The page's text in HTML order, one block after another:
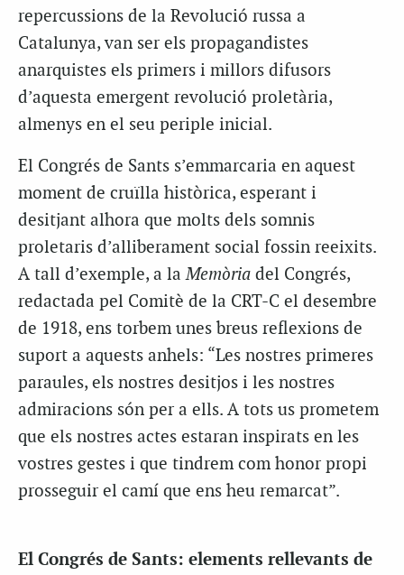
repercussions de la Revolució russa a
Catalunya, van ser els propagandistes
anarquistes els primers i millors difusors
d’aquesta emergent revolució proletària,
almenys en el seu periple inicial.
El Congrés de Sants s’emmarcaria en aquest
moment de cruïlla històrica, esperant i
desitjant alhora que molts dels somnis
proletaris d’alliberament social fossin reeixits.
A tall d’exemple, a laMemòria del Congrés,
redactada pel Comitè de la CRT-C el desembre
de 1918, ens torbem unes breus reflexions de
suport a aquests anhels: “Les nostres primeres
paraules, els nostres desitjos i les nostres
admiracions són per a ells. A tots us prometem
que els nostres actes estaran inspirats en les
vostres gestes i que tindrem com honor propi
prosseguir el camí que ens heu remarcat”.
El Congrés de Sants: elements rellevants de